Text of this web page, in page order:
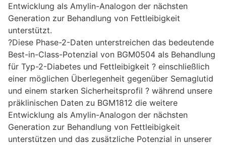
Entwicklung als Amylin-Analogon der nächsten
Generation zur Behandlung von Fettleibigkeit
unterstützt.
?Diese Phase-2-Daten unterstreichen das bedeutende
Best-in-Class-Potenzial von BGM0504 als Behandlung
für Typ-2-Diabetes und Fettleibigkeit ? einschließlich
einer möglichen Überlegenheit gegenüber Semaglutid
und einem starken Sicherheitsprofil ? während unsere
präklinischen Daten zu BGM1812 die weitere
Entwicklung als Amylin-Analogon der nächsten
Generation zur Behandlung von Fettleibigkeit
unterstützen und das zusätzliche Potenzial in unserer